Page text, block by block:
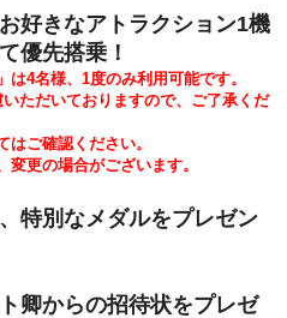
好きなアトラクション1機
優先搭乗！
4名様、1度のみ利用可能です。
ただいておりますので、ご了承くだ
ご確認ください。
更の場合がございます。
、特別なメダルをプレゼン
卿からの招待状をプレゼ